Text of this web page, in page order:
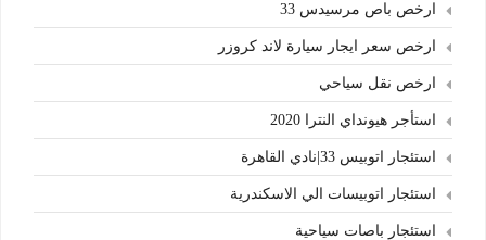
ارخص باص مرسيدس 33
ارخص سعر ايجار سيارة لاند كروزر
ارخص نقل سياحي
استأجر هيونداي النترا 2020
استئجار اتوبيس 33|نادي القاهرة
استئجار اتوبيسات الي الاسكندرية
استئجار باصات سياحية